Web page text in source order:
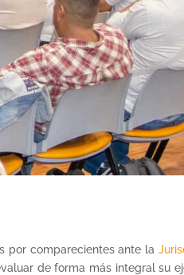
por comparecientes ante la
de forma más integral su